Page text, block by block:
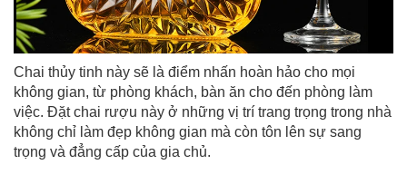
Chai thủy tinh này sẽ là điểm nhấn hoàn hảo cho mọi
không gian, từ phòng khách, bàn ăn cho đến phòng làm
việc. Đặt chai rượu này ở những vị trí trang trọng trong nhà
không chỉ làm đẹp không gian mà còn tôn lên sự sang
trọng và đẳng cấp của gia chủ.